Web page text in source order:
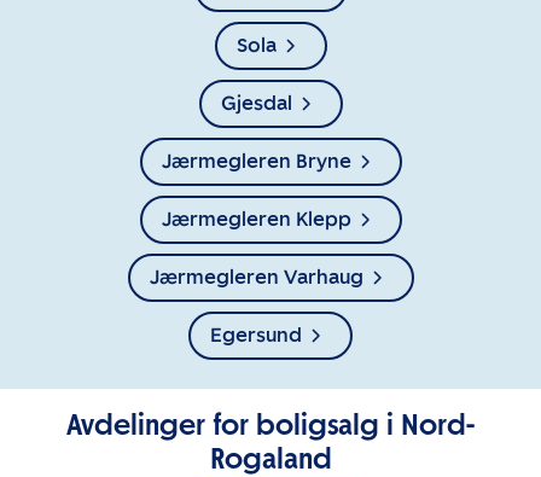
Sola
Gjesdal
Jærmegleren Bryne
Jærmegleren Klepp
Jærmegleren Varhaug
Egersund
Avdelinger for boligsalg i Nord-
Rogaland